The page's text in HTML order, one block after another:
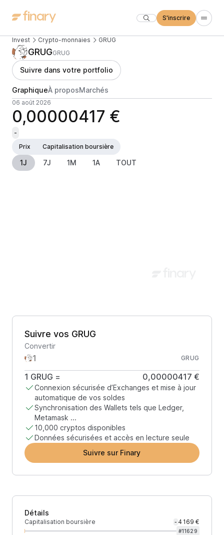
S'inscrire
Invest Crypto-monnaies GRUG
GRUGGRUG
Suivre dans votre portfolio
GraphiqueÀ proposMarchés
06 août 2026
0,00000417 €
-
Prix
Capitalisation boursière
1J 7J 1M 1A TOUT
Suivre vos GRUG
Convertir
GRUG
1 GRUG = 0,00000417 €
Connexion sécurisée d’Exchanges et mise à jour
automatique de vos soldes
Synchronisation des Wallets tels que Ledger,
Metamask ...
10,000 cryptos disponibles
Données sécurisées et accès en lecture seule
Suivre sur Finary
Détails
Capitalisation boursière - 4 169 €
#11629